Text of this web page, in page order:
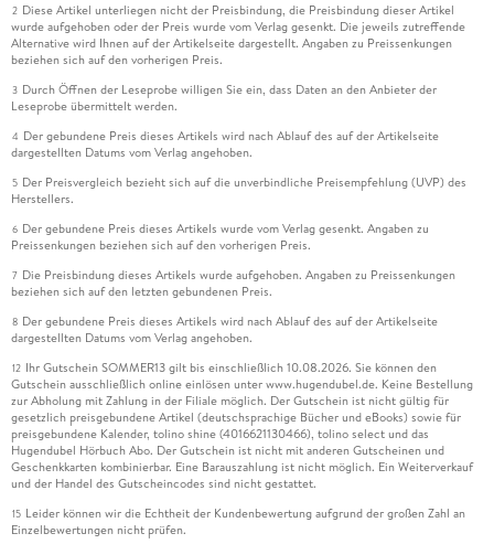
2 Diese Artikel unterliegen nicht der Preisbindung, die Preisbindung dieser Artikel
wurde aufgehoben oder der Preis wurde vom Verlag gesenkt. Die jeweils zutreffende
Alternative wird Ihnen auf der Artikelseite dargestellt. Angaben zu Preissenkungen
beziehen sich auf den vorherigen Preis.
3 Durch Öffnen der Leseprobe willigen Sie ein, dass Daten an den Anbieter der
Leseprobe übermittelt werden.
4 Der gebundene Preis dieses Artikels wird nach Ablauf des auf der Artikelseite
dargestellten Datums vom Verlag angehoben.
5 Der Preisvergleich bezieht sich auf die unverbindliche Preisempfehlung (UVP) des
Herstellers.
6 Der gebundene Preis dieses Artikels wurde vom Verlag gesenkt. Angaben zu
Preissenkungen beziehen sich auf den vorherigen Preis.
7 Die Preisbindung dieses Artikels wurde aufgehoben. Angaben zu Preissenkungen
beziehen sich auf den letzten gebundenen Preis.
8 Der gebundene Preis dieses Artikels wird nach Ablauf des auf der Artikelseite
dargestellten Datums vom Verlag angehoben.
12 Ihr Gutschein SOMMER13 gilt bis einschließlich 10.08.2026. Sie können den
Gutschein ausschließlich online einlösen unter www.hugendubel.de. Keine Bestellung
zur Abholung mit Zahlung in der Filiale möglich. Der Gutschein ist nicht gültig für
gesetzlich preisgebundene Artikel (deutschsprachige Bücher und eBooks) sowie für
preisgebundene Kalender, tolino shine (4016621130466), tolino select und das
Hugendubel Hörbuch Abo. Der Gutschein ist nicht mit anderen Gutscheinen und
Geschenkkarten kombinierbar. Eine Barauszahlung ist nicht möglich. Ein Weiterverkauf
und der Handel des Gutscheincodes sind nicht gestattet.
15 Leider können wir die Echtheit der Kundenbewertung aufgrund der großen Zahl an
Einzelbewertungen nicht prüfen.